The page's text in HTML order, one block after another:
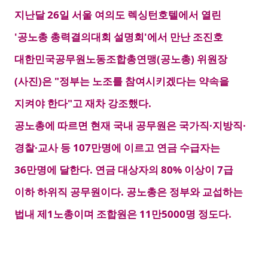
지난달 26일 서울 여의도 렉싱턴호텔에서 열린
'공노총 총력결의대회 설명회'에서 만난 조진호
대한민국공무원노동조합총연맹(공노총) 위원장
(사진)은 "정부는 노조를 참여시키겠다는 약속을
지켜야 한다"고 재차 강조했다.
공노총에 따르면 현재 국내 공무원은 국가직·지방직·
경찰·교사 등 107만명에 이르고 연금 수급자는
36만명에 달한다. 연금 대상자의 80% 이상이 7급
이하 하위직 공무원이다. 공노총은 정부와 교섭하는
법내 제1노총이며 조합원은 11만5000명 정도다.